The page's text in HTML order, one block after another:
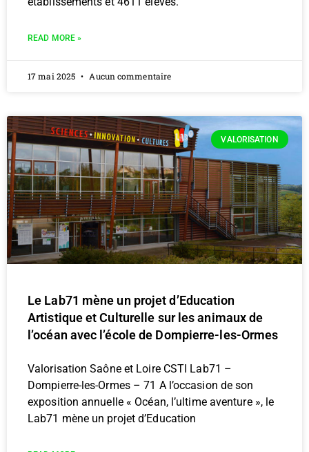
READ MORE »
17 mai 2025 Aucun commentaire
VALORISATION
Le Lab71 mène un projet d’Education
Artistique et Culturelle sur les animaux de
l’océan avec l’école de Dompierre-les-Ormes
Valorisation Saône et Loire CSTI Lab71 –
Dompierre-les-Ormes – 71 A l’occasion de son
exposition annuelle « Océan, l’ultime aventure », le
Lab71 mène un projet d’Education